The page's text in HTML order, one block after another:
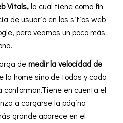
Vitals,la cual tiene como fin
de usuario en los sitios web
pero veamos un poco más
demedir la velocidad de
la home sino de todas y cada
conforman.Tiene en cuenta el
a cargarse la página
grande aparece en el